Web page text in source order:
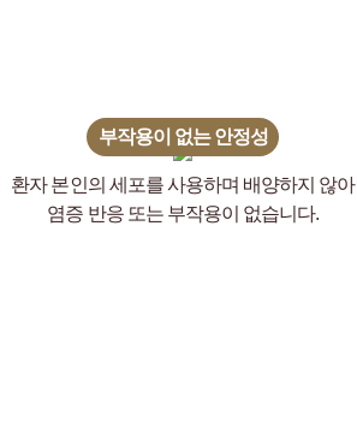
부작용이 없는 안정성
환자 본인의 세포를 사용하며 배양하지 않아
염증 반응 또는 부작용이 없습니다.